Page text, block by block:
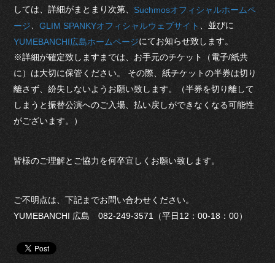
しては、詳細がまとまり次第、 Suchmosオフィシャルホームペ
ージ 、GLIM SPANKYオフィシャルウェブサイト
、並びに
YUMEBANCHI広島ホームページにてお知らせ致します。
※詳細が確定致しますまでは、お手元のチケット（電子/紙共
に）は大切に保管ください。 その際、紙チケットの半券は切り
離さず、紛失しないようお願い致します。（半券を切り離して
しまうと振替公演へのご入場、払い戻しができなくなる可能性
がございます。）
皆様のご理解とご協力を何卒宜しくお願い致します。
ご不明点は、下記までお問い合わせください。
YUMEBANCHI 広島 082-249-3571（平日12：00-18：00）